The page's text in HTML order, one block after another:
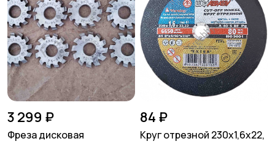
3 299 ₽
Фреза дисковая
84 ₽
Круг отрезной 230х1,6х22,